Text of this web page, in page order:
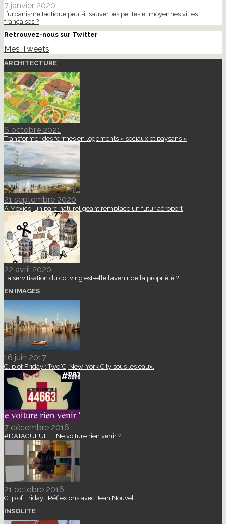
7 janvier 2020
L’urbanisme tactique peut-il sauver les petites et moyennes villes
françaises ?
Retrouvez-nous sur Twitter
Mes Tweets
ARCHITECTURE
6 octobre 2021
Transformer des fermes en logements « sociaux et paysans »
21 septembre 2020
A Mexico, un parc naturel géant remplace un futur aéroport
22 avril 2020
La servitisation du coliving est-elle l’avenir de la propriété ?
EN IMAGES
16 juin 2017
Clip of Friday : Two°C, New-York City sous les eaux.
7 décembre 2016
#DATAGUEULE : Ne voiture rien venir ?
21 octobre 2016
Clip of Friday : Réflexions avec Jean Nouvel
INSOLITE